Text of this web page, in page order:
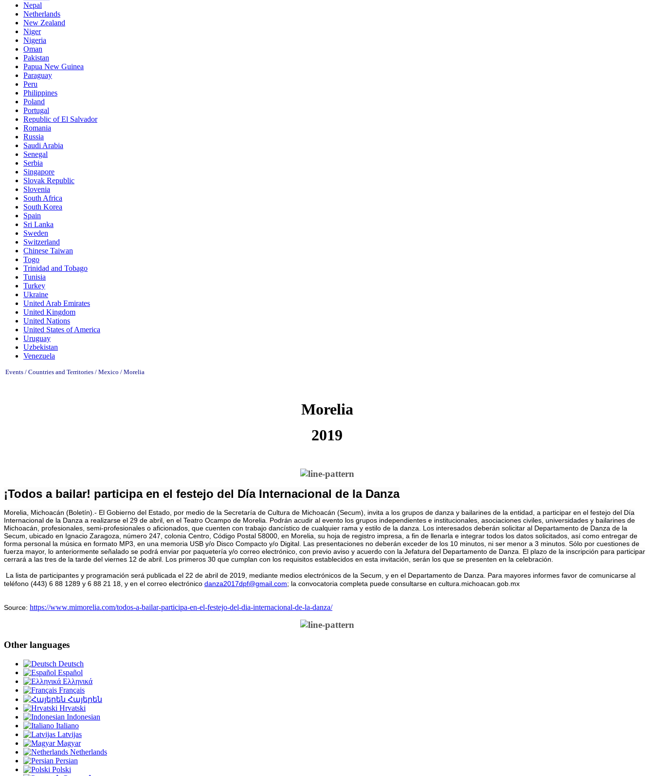
Nepal
Netherlands
New Zealand
Niger
Nigeria
Oman
Pakistan
Papua New Guinea
Paraguay
Peru
Philippines
Poland
Portugal
Republic of El Salvador
Romania
Russia
Saudi Arabia
Senegal
Serbia
Singapore
Slovak Republic
Slovenia
South Africa
South Korea
Spain
Sri Lanka
Sweden
Switzerland
Chinese Taiwan
Togo
Trinidad and Tobago
Tunisia
Turkey
Ukraine
United Arab Emirates
United Kingdom
United Nations
United States of America
Uruguay
Uzbekistan
Venezuela
Events / Countries and Territories / Mexico / Morelia
Morelia
2019
¡Todos a bailar! participa en el festejo del Día Internacional de la Danza
Morelia, Michoacán (Boletín).- El Gobierno del Estado, por medio de la Secretaría de Cultura de Michoacán (Secum), invita a los grupos de danza y bailarines de la entidad, a participar en el festejo del Día
Internacional de la Danza a realizarse el 29 de abril, en el Teatro Ocampo de Morelia. Podrán acudir al evento los grupos independientes e institucionales, asociaciones civiles, universidades y bailarines de
Michoacán, profesionales, semi-profesionales o aficionados, que cuenten con trabajo dancístico de cualquier rama y estilo de la danza. Los interesados deberán solicitar al Departamento de Danza de la
Secum, ubicado en Ignacio Zaragoza, número 247, colonia Centro, Código Postal 58000, en Morelia, su hoja de registro impresa, a fin de llenarla e integrar todos los datos solicitados, así como entregar de
forma personal la música en formato MP3, en una memoria USB y/o Disco Compacto y/o Digital. Las presentaciones no deberán exceder de los 10 minutos, ni ser menor a 3 minutos. Sólo por cuestiones de
fuerza mayor, lo anteriormente señalado se podrá enviar por paquetería y/o correo electrónico, con previo aviso y acuerdo con la Jefatura del Departamento de Danza. El plazo de la inscripción para participar
cerrará a las tres de la tarde del viernes 12 de abril. Los primeros 30 que cumplan con los requisitos establecidos en esta invitación, serán los que se presenten en la celebración.
La lista de participantes y programación será publicada el 22 de abril de 2019, mediante medios electrónicos de la Secum, y en el Departamento de Danza. Para mayores informes favor de comunicarse al
teléfono (443) 6 88 1289 y 6 88 21 18, y en el correo electrónico danza2017dpf@gmail.com; la convocatoria completa puede consultarse en cultura.michoacan.gob.mx
Source: https://www.mimorelia.com/todos-a-bailar-participa-en-el-festejo-del-dia-internacional-de-la-danza/
Other languages
Deutsch
Español
Ελληνικά
Français
Հայերեն
Hrvatski
Indonesian
Italiano
Latvijas
Magyar
Netherlands
Persian
Polski